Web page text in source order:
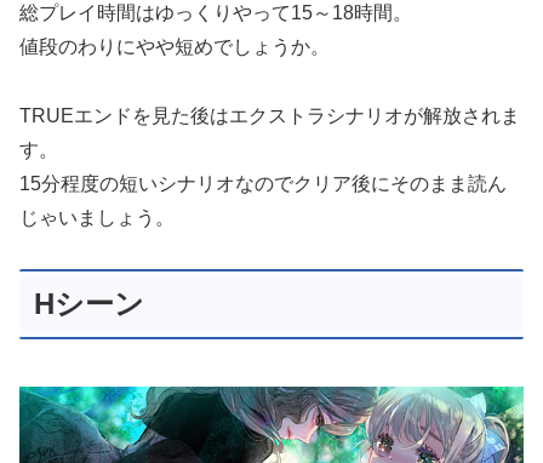
総プレイ時間はゆっくりやって15～18時間。
値段のわりにやや短めでしょうか。
TRUEエンドを見た後はエクストラシナリオが解放されま
す。
15分程度の短いシナリオなのでクリア後にそのまま読ん
じゃいましょう。
Hシーン